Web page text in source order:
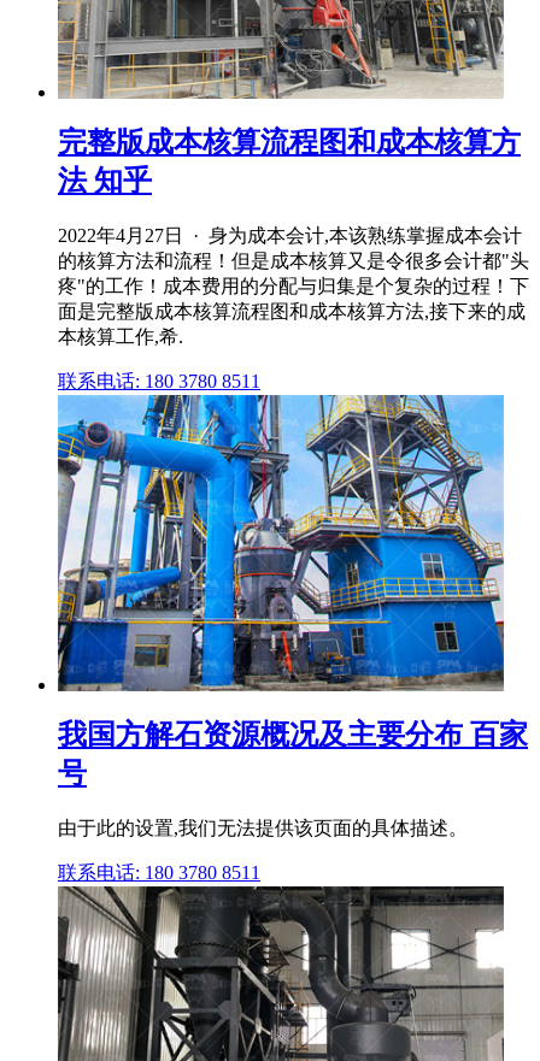
完整版成本核算流程图和成本核算方
法 知乎
2022年4月27日 · 身为成本会计,本该熟练掌握成本会计
的核算方法和流程！但是成本核算又是令很多会计都"头
疼"的工作！成本费用的分配与归集是个复杂的过程！下
面是完整版成本核算流程图和成本核算方法,接下来的成
本核算工作,希.
联系电话: 180 3780 8511
我国方解石资源概况及主要分布 百家
号
由于此的设置,我们无法提供该页面的具体描述。
联系电话: 180 3780 8511